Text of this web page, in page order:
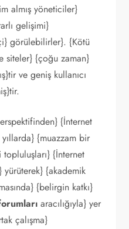
almış yöneticiler}
gelişimi}
görülebilirler}. {Kötü
siteler} {çoğu zaman}
ve geniş kullanıcı
{İnternet
{muazzam bir
{İnternet
{akademik
{belirgin katkı}
aracılığıyla} yer
çalışma}